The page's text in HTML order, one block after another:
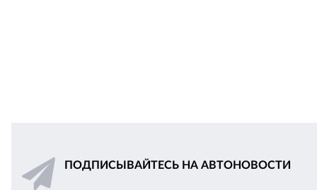
ПОДПИСЫВАЙТЕСЬ НА АВТОНОВОСТИ